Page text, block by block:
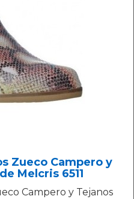
Zueco Campero y
Melcris 6511
Campero y Tejanos